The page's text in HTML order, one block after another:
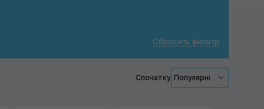
Сбросить фильтр
Спочатку Популярні